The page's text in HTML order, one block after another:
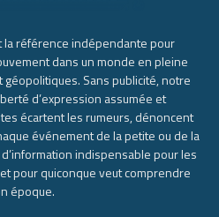
la référence indépendante pour
dans un monde en pleine
Sans publicité, notre
d’expression assumée et
écartent les rumeurs, dénoncent
événement de la petite ou de la
indispensable pour les
pour quiconque veut comprendre
époque.